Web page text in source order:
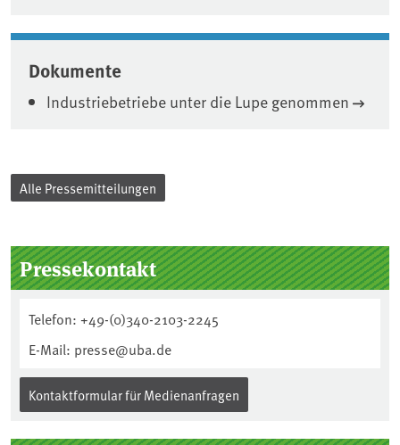
Dokumente
Industriebetriebe unter die Lupe genommen
Alle Pressemitteilungen
Seitenleiste
Pressekontakt
Telefon: +49-(0)340-2103-2245
E-Mail: presse@uba.de
Kontaktformular für Medienanfragen